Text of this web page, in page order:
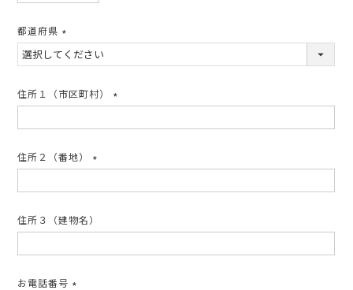
都道府県
(必
須)
住所１（市区町村）
須)
住所２（番地）
須)
住所３（建物名）
お電話番号